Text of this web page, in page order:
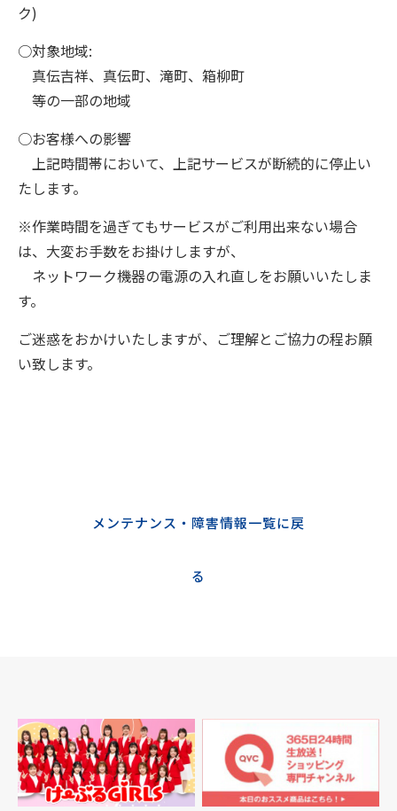
ク)
○対象地域:
真伝吉祥、真伝町、滝町、箱柳町
等の一部の地域
○お客様への影響
上記時間帯において、上記サービスが断続的に停止い
たします。
※作業時間を過ぎてもサービスがご利用出来ない場合
は、大変お手数をお掛けしますが、
ネットワーク機器の電源の入れ直しをお願いいたしま
す。
ご迷惑をおかけいたしますが、ご理解とご協力の程お願
い致します。
メンテナンス・障害情報一覧に戻
る